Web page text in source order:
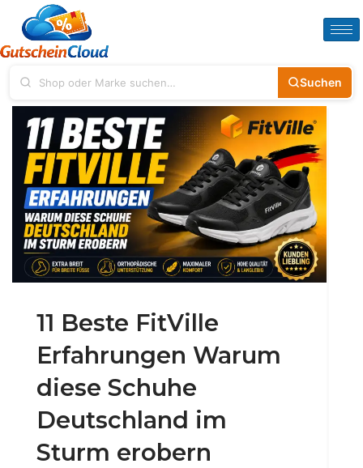
Suchen
11 Beste FitVille
Erfahrungen Warum
diese Schuhe
Deutschland im
Sturm erobern